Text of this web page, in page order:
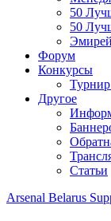
50
50
Форум
Конкурсы
Другое
Статьи
Arsenal Belarus